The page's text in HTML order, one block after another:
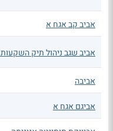
אביב קב אגח א
אביב שגב ניהול תיק השקעות 20/80
אביבה
אביגם אגח א